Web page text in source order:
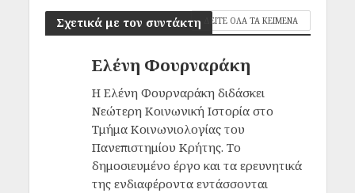
Σχετικά με τον συντάκτη ΔΕΙΤΕ ΟΛΑ ΤΑ ΚΕΙΜΕΝΑ
Ελένη Φουρναράκη
Η Ελένη Φουρναράκη διδάσκει
Νεώτερη Κοινωνική Ιστορία στο
Τμήμα Κοινωνιολογίας του
Πανεπιστημίου Κρήτης. Το
δημοσιευμένο έργο και τα ερευνητικά
της ενδιαφέροντα εντάσσονται